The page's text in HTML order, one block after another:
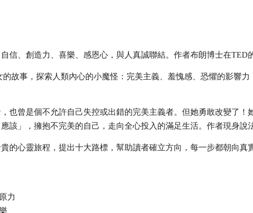
信、創造力、喜樂、感恩心，與人真誠聯結。作者布朗博士在TED
故事，探索人類內心的小魔怪：完美主義、羞愧感、恐懼的影響
也曾是個不允許自己失控或出錯的完美主義者。但她勇敢改變了！
該」，擁抱不完美的自己，走向全心投入的滿足生活。作者現身說
的心靈旅程，提出十大路標，幫助讀者確立方向，每一步都朝向真
力